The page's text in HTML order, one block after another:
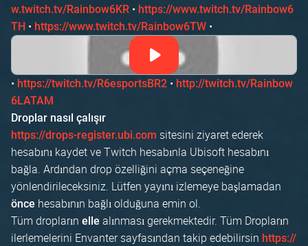
w.twitch.tv/Rainbow6KR • https://www.twitch.tv/Rainbow6
TH • https://www.twitch.tv/Rainbow6TW •
• https://twitch.tv/R6esportsBR2 • http://twitch.tv/Rainbow
6LATAM
Droplar nasıl çalışır
https://drops-register.ubi.com sitesini ziyaret ederek
hesabını kaydet ve Twitch hesabınla Ubisoft hesabını
bağla. Ardından drop özelliğini açma seçeneğine
yönlendirileceksiniz. Lütfen yayını izlemeye başlamadan
önce hesabının bağlı olduğuna emin ol.
Tüm dropların elle alınması gerekmektedir. Tüm Dropların
ilerlemelerini Envanter sayfasından takip edebilirsin https://